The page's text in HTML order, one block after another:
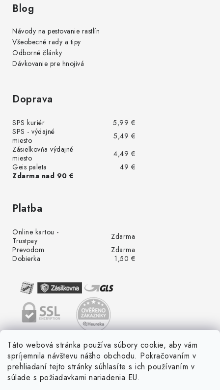
Táto webová stránka používa súbory cookie, aby vám
spríjemnila návštevu nášho obchodu. Pokračovaním v
prehliadaní tejto stránky súhlasíte s ich používaním v
súlade s požiadavkami nariadenia EU.
Blog
Návody na pestovanie rastlín
Všeobecné rady a tipy
Odborné články
Dávkovanie pre hnojivá
Doprava
SPS kuriér
5,99 €
SPS - výdajné
miesto
5,49 €
Zásielkovňa výdajné
miesto
4,49 €
Geis paleta
49 €
Zdarma nad 90 €
Platba
Online kartou -
Trustpay
Zdarma
Prevodom
Zdarma
Dobierka
1,50 €